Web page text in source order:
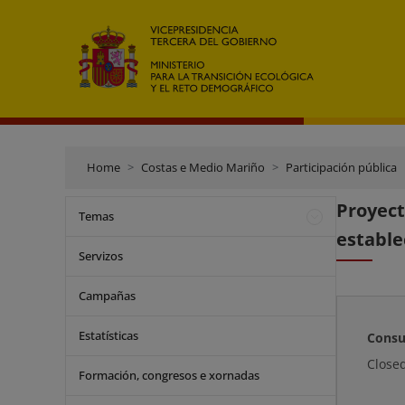
Home Costas e Medio Mariño Participación pública
Temas
Servizos
Campañas
Estatísticas
Formación, congresos e xornadas